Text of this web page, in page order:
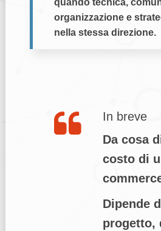
quando tecnica,
organizzazione e
nella stessa direzione.
In breve
Da cosa
costo di
Dipende
progetto,